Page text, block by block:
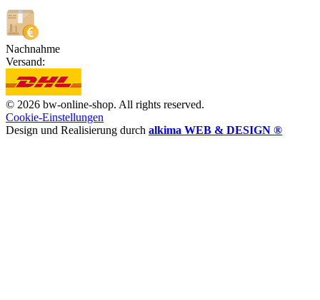
Nachnahme
Versand:
© 2026 bw-online-shop. All rights reserved.
Cookie-Einstellungen
Design und Realisierung durch alkima WEB & DESIGN ®